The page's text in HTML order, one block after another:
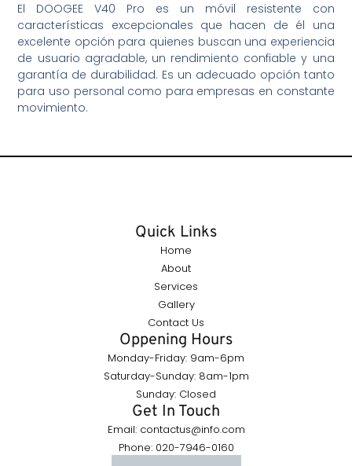
El DOOGEE V40 Pro es un móvil resistente con
características excepcionales que hacen de él una
excelente opción para quienes buscan una experiencia
de usuario agradable, un rendimiento confiable y una
garantía de durabilidad. Es un adecuado opción tanto
para uso personal como para empresas en constante
movimiento.
Quick Links
Home
About
Services
Gallery
Contact Us
Oppening Hours
Monday-Friday: 9am-6pm
Saturday-Sunday: 8am-1pm
Sunday: Closed
Get In Touch
Email: contactus@info.com
Phone: 020-7946-0160